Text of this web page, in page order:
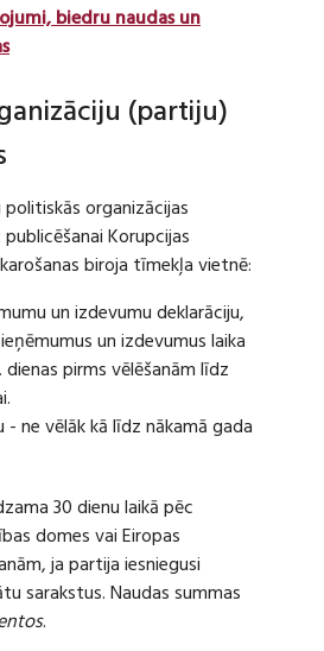
biedru naudas un
(partiju)
politiskās organizācijas
Korupcijas
biroja tīmekļa vietnē:
un izdevumu deklarāciju,
un izdevumus laika
pirms vēlēšanām līdz
- ne vēlāk kā līdz nākamā gada
30 dienu laikā pēc
domes vai Eiropas
ja partija iesniegusi
sarakstus. Naudas summas
.